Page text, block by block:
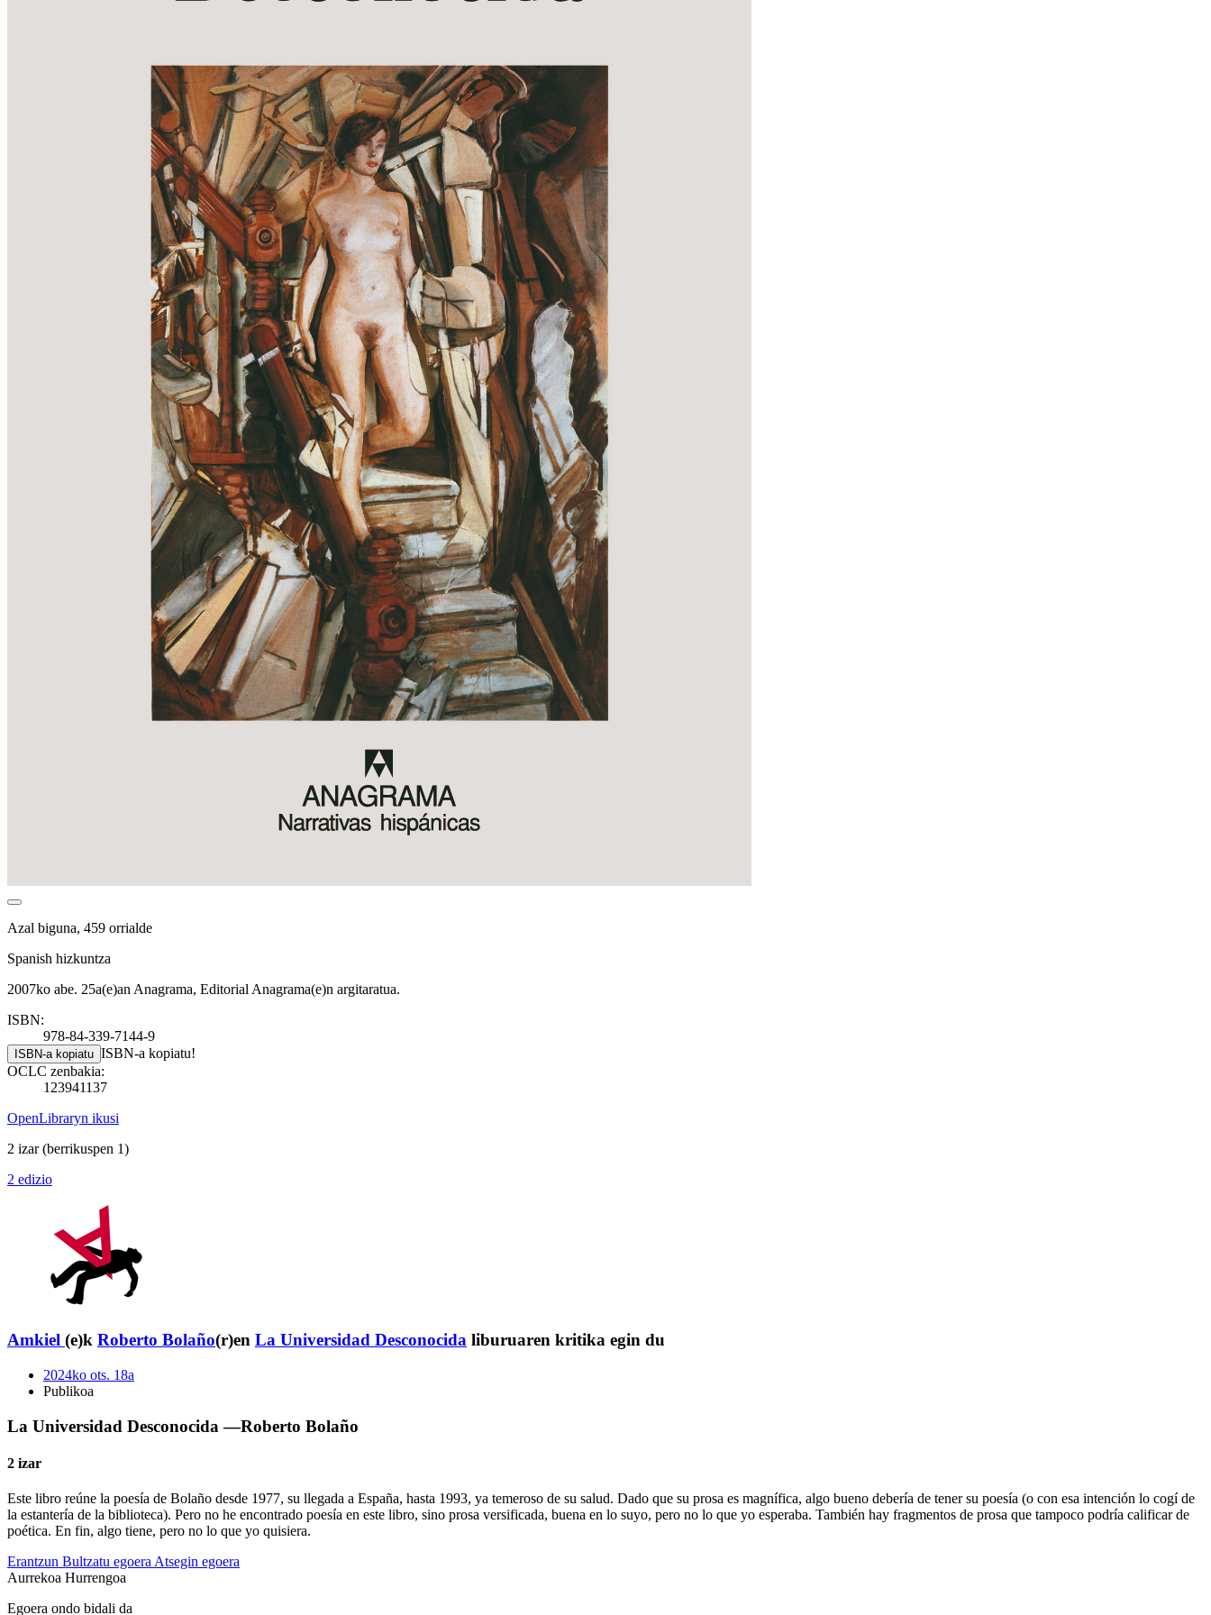
Azal biguna, 459 orrialde
Spanish hizkuntza
2007ko abe. 25a(e)an Anagrama, Editorial Anagrama(e)n argitaratua.
ISBN:
978-84-339-7144-9
ISBN-a kopiatu ISBN-a kopiatu!
OCLC zenbakia:
123941137
OpenLibraryn ikusi
2 izar(berrikuspen 1)
2 edizio
Amkiel (e)k Roberto Bolaño(r)en La Universidad Desconocida liburuaren kritika egin du
2024ko ots. 18a
Publikoa
La Universidad Desconocida —Roberto Bolaño
2 izar
Este libro reúne la poesía de Bolaño desde 1977, su llegada a España, hasta 1993, ya temeroso de su salud. Dado que su prosa es magnífica, algo bueno debería de tener su poesía (o con esa intención lo cogí de
la estantería de la biblioteca). Pero no he encontrado poesía en este libro, sino prosa versificada, buena en lo suyo, pero no lo que yo esperaba. También hay fragmentos de prosa que tampoco podría calificar de
poética. En fin, algo tiene, pero no lo que yo quisiera.
Erantzun Bultzatu egoera Atsegin egoera
Aurrekoa Hurrengoa
Egoera ondo bidali da